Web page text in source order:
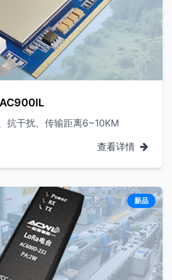
抗干扰、传输距离6~10KM
查看详情
新品